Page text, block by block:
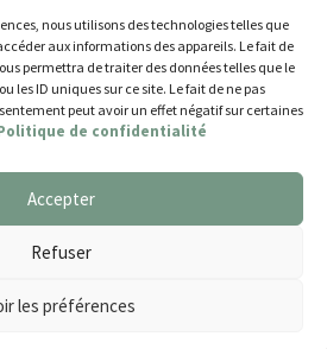
nous utilisons des technologies telles que
aux informations des appareils. Le fait de
permettra de traiter des données telles que le
les ID uniques sur ce site. Le fait de ne pas
peut avoir un effet négatif sur certaines
de confidentialité
Accepter
Refuser
les préférences
pour vous offrir la meilleure
which cookies we are using or